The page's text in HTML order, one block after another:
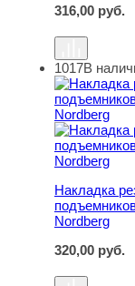
316,00 руб.
Накладка
1017В
Накладка
Nordberg
320,00 руб.